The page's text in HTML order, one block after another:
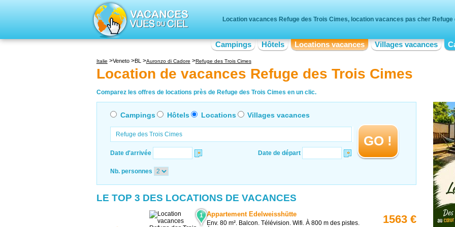
Location vacances Refuge des Trois Cimes, location vacances pas cher Refuge
Campings Hôtels Locations vacances Villages vacances
Italie Veneto BL Auronzo di Cadore Refuge des Trois Cimes
Location de vacances Refuge des Trois Cimes
Comparez les offres de locations près de Refuge des Trois Cimes en un clic.
Campings Hôtels Locations Villages vacances
Date d'arrivée Date de départ
GO !
Nb. personnes
LE TOP 3 DES LOCATIONS DE VACANCES
1 Appartement Edelweisshütte
Env. 80 m². Balcon. Télévision. Wifi. À 800 m des pistes.
1563 €